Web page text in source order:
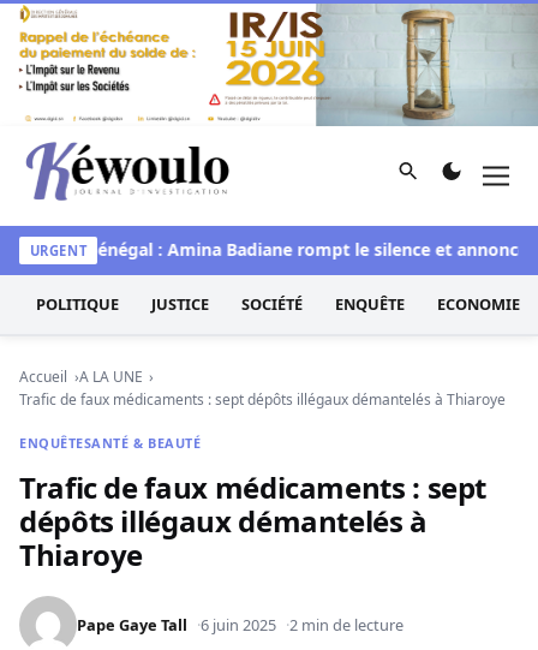
Aller au contenu
Kéwoulo, le premier site d'information et d'investigation
Rechercher
URGENT
Miss Sénégal : Amina Badiane rompt le silence et annonce
POLITIQUE JUSTICE SOCIÉTÉ ENQUÊTE ECONOMIE
Accueil
A LA UNE
Trafic de faux médicaments : sept dépôts illégaux démantelés à Thiaroye
ENQUÊTESANTÉ & BEAUTÉ
Trafic de faux médicaments : sept
dépôts illégaux démantelés à
Thiaroye
Pape Gaye Tall 6 juin 2025 2 min de lecture